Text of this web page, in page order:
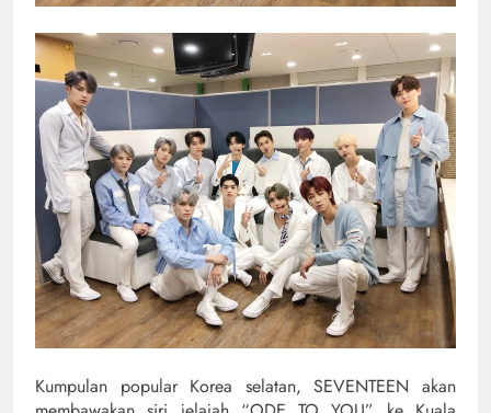
Kumpulan popular Korea selatan, SEVENTEEN akan